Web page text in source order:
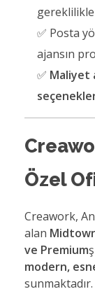
✅ Posta
ajansın
✅ Maliyet
Özel
Creawork,
alan
ve Premium
modern,
sunmaktadır.